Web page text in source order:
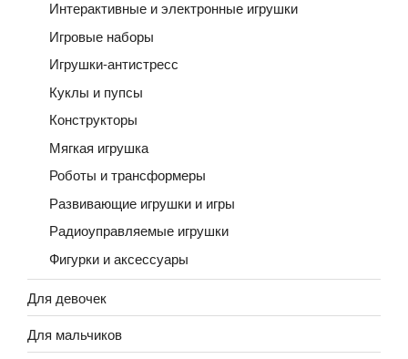
Интерактивные и электронные игрушки
Игровые наборы
Игрушки-антистресс
Куклы и пупсы
Конструкторы
Мягкая игрушка
Роботы и трансформеры
Развивающие игрушки и игры
Радиоуправляемые игрушки
Фигурки и аксессуары
Для девочек
Для мальчиков